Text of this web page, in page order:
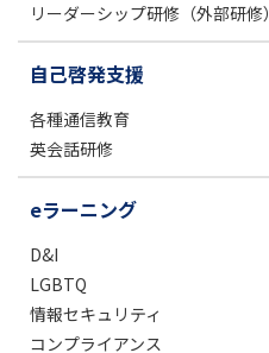
リーダーシップ研修（外部研修）
自己啓発支援
各種通信教育
英会話研修
eラーニング
D&I
LGBTQ
情報セキュリティ
コンプライアンス